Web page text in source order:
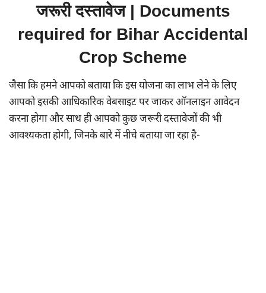
जरूरी दस्तावेज | Documents
required for Bihar Accidental
Crop Scheme
जैसा कि हमने आपको बताया कि इस योजना का लाभ लेने के लिए
आपको इसकी आधिकारिक वेबसाइट पर जाकर ऑनलाइन आवेदन
करना होगा और साथ ही आपको कुछ जरूरी दस्तावेजों की भी
आवश्यकता होगी, जिनके बारे में नीचे बताया जा रहा है-